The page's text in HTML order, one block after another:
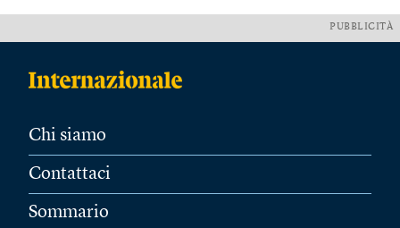
PUBBLICITÀ
Chi siamo
Contattaci
Sommario